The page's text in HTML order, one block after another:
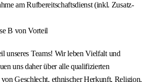
am Rufbereitschaftsdienst (inkl. Zusatz-
B von Vorteil
unseres Teams! Wir leben Vielfalt und
uns daher über alle qualifizierten
Geschlecht, ethnischer Herkunft, Religion,